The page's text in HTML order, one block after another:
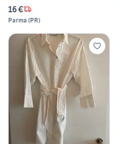
16 €
Parma (PR)